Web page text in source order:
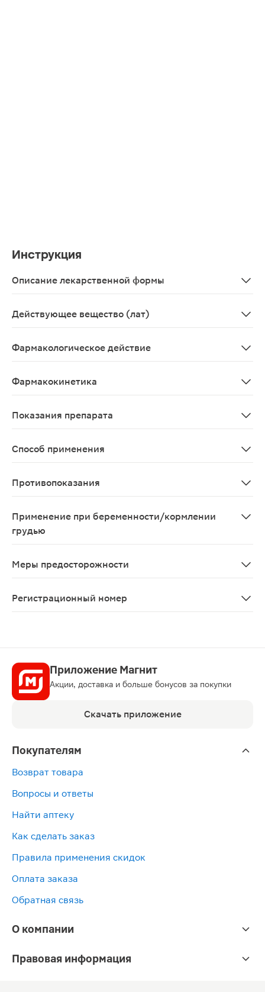
Инструкция
Описание лекарственной формы
Действующее вещество (лат)
Фармакологическое действие
Фармакокинетика
Показания препарата
Способ применения
Противопоказания
Применение при беременности/кормлении
грудью
Меры предосторожности
Регистрационный номер
Приложение Магнит
Акции, доставка и больше бонусов за покупки
Скачать приложение
Покупателям
Возврат товара
Вопросы и ответы
Найти аптеку
Как сделать заказ
Правила применения скидок
Оплата заказа
Обратная связь
О компании
Правовая информация